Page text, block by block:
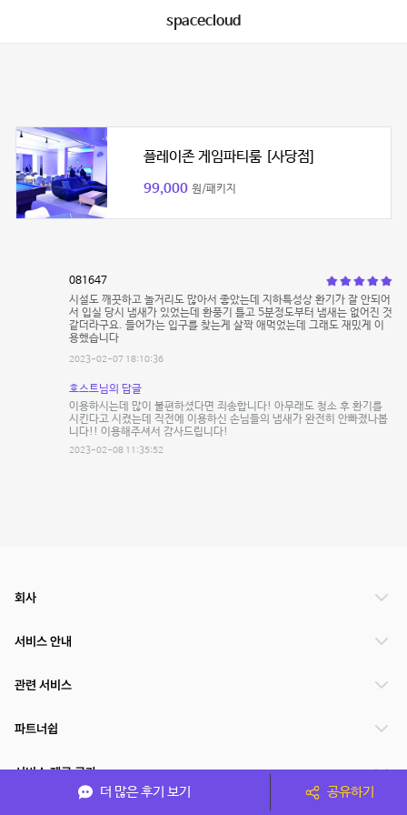
spacecloud
플레이존 게임파티룸 [사당점]
99,000 원/패키지
081647
시설도 깨끗하고 놀거리도 많아서 좋았는데 지하특성상 환기가 잘 안되어
서 입실 당시 냄새가 있었는데 환풍기 틀고 5분정도부터 냄새는 없어진 것
같더라구요. 들어가는 입구를 찾는게 살짝 애먹었는데 그래도 재밌게 이
용했습니다
2023-02-07 18:10:36
호스트님의 답글
이용하시는데 많이 불편하셨다면 죄송합니다! 아무래도 청소 후 환기를
시킨다고 시켰는데 직전에 이용하신 손님들의 냄새가 완전히 안빠졌나봅
니다!! 이용해주셔서 감사드립니다!
2023-02-08 11:35:52
더 많은 후기 보기 공유하기
회사
서비스 안내
관련 서비스
파트너쉽
서비스 제공 국가